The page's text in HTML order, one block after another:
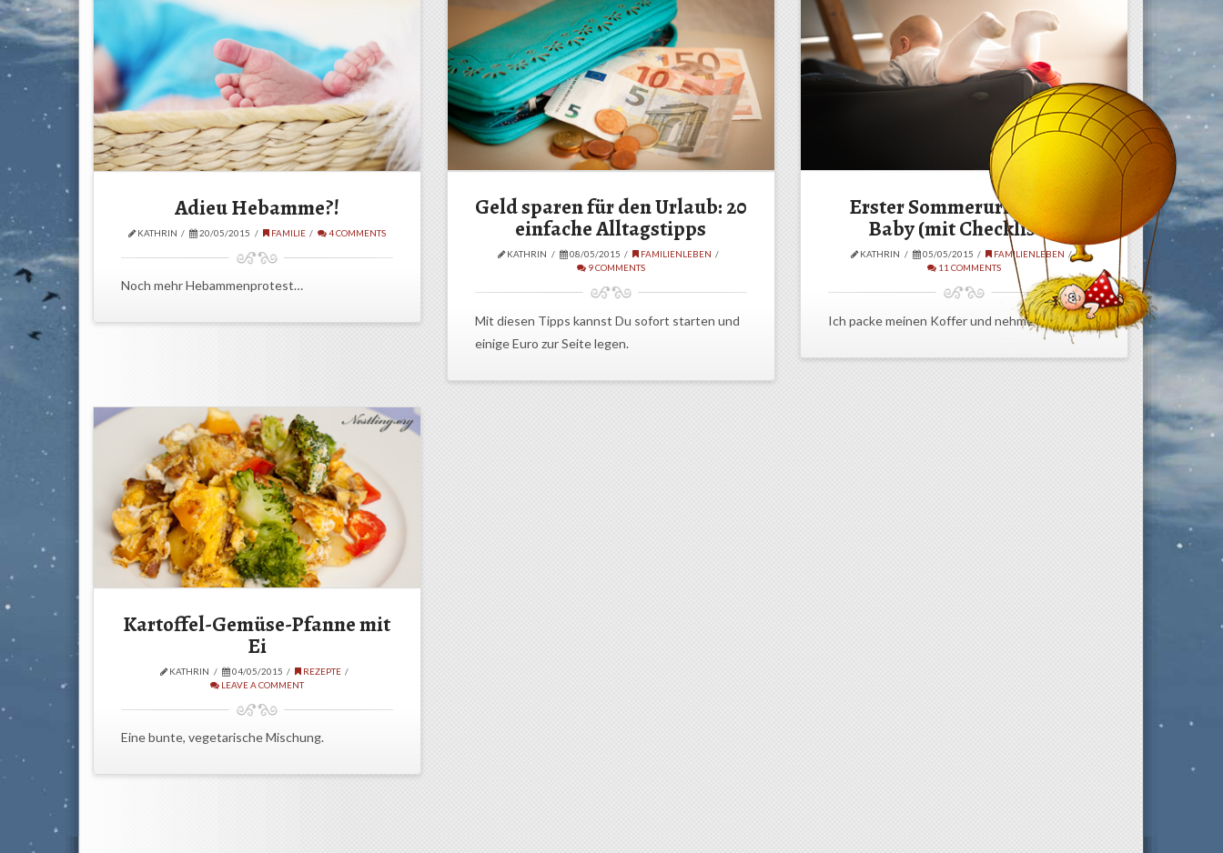
Adieu Hebamme?!
KATHRIN 20/05/2015 FAMILIE 4 COMMENTS
Noch mehr Hebammenprotest…
Geld sparen für den Urlaub: 20
einfache Alltagstipps
KATHRIN 08/05/2015
FAMILIENLEBEN
9 COMMENTS
Mit diesen Tipps kannst Du sofort starten und
einige Euro zur Seite legen.
Erster Sommerurlaub mit
Baby (mit Checkliste)
KATHRIN 05/05/2015
FAMILIENLEBEN
11 COMMENTS
Ich packe meinen Koffer und nehme mit…
Kartoffel-Gemüse-Pfanne mit
Ei
KATHRIN 04/05/2015
REZEPTE
LEAVE A COMMENT
Eine bunte, vegetarische Mischung.